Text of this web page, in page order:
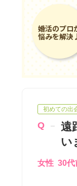
初めての出
遠
い
女性 30代